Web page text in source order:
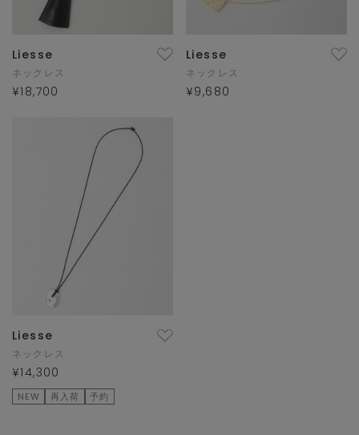
Liesse
ネックレス
¥18,700
Liesse
ネックレス
¥9,680
Liesse
ネックレス
¥14,300
NEW 再入荷 予約